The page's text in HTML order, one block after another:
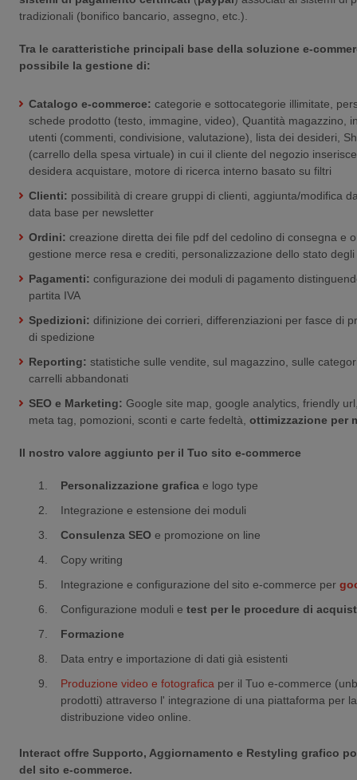
tradizionali (bonifico bancario, assegno, etc.).
Tra le caratteristiche principali base della soluzione e-
possibile la gestione di:
Catalogo e-commerce: categorie e sottocategorie illimitate,
schede prodotto (testo, immagine, video), Quantità magazzino,
utenti (commenti, condivisione, valutazione), lista dei desideri,
(carrello della spesa virtuale) in cui il cliente del negozio
desidera acquistare, motore di ricerca interno basato su filtri
Clienti: possibilità di creare gruppi di clienti, aggiunta/modifica
data base per newsletter
Ordini: creazione diretta dei file pdf del cedolino di consegna e
gestione merce resa e crediti, personalizzazione dello stato
Pagamenti: configurazione dei moduli di pagamento
partita IVA
Spedizioni: difinizione dei corrieri, differenziazioni per fasce di
di spedizione
Reporting: statistiche sulle vendite, sul magazzino, sulle
carrelli abbandonati
SEO e Marketing: Google site map, google analytics, friendly
meta tag, pomozioni, sconti e carte fedeltà, ottimizzazione per
Il nostro valore aggiunto per il Tuo sito e-commerce
Personalizzazione grafica e logo type
Integrazione e estensione dei moduli
Consulenza SEO e promozione on line
Copy writing
Integrazione e configurazione del sito e-commerce per
Configurazione moduli e test per le procedure di
Formazione
Data entry e importazione di dati già esistenti
Produzione video e fotografica per il Tuo e-commerce
prodotti) attraverso l' integrazione di una piattaforma per
distribuzione video online.
Interact offre Supporto, Aggiornamento e Restyling grafico
del sito e-commerce.